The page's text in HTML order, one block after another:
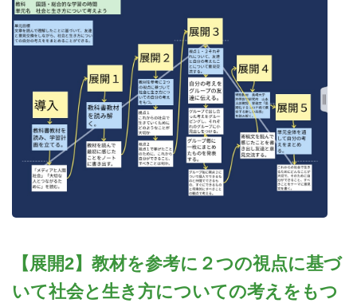
【展開2】教材を参考に２つの視点に基づ
いて社会と生き方についての考えをもつ